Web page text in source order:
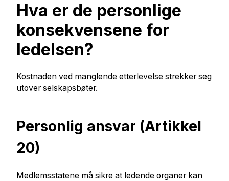
Hva er de personlige
konsekvensene for
ledelsen?
Kostnaden ved manglende etterlevelse strekker seg
utover selskapsbøter.
Personlig ansvar (Artikkel
20)
Medlemsstatene må sikre at ledende organer kan